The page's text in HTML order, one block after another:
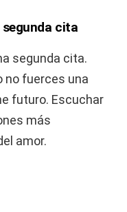
segunda cita
segunda cita.
no fuerces una
futuro. Escuchar
más
amor.